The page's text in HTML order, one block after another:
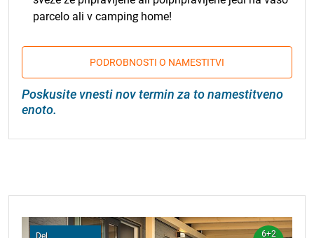
parcelo ali v camping home!
PODROBNOSTI O NAMESTITVI
Poskusite vnesti nov termin za to namestitveno
enoto.
Del 6+2